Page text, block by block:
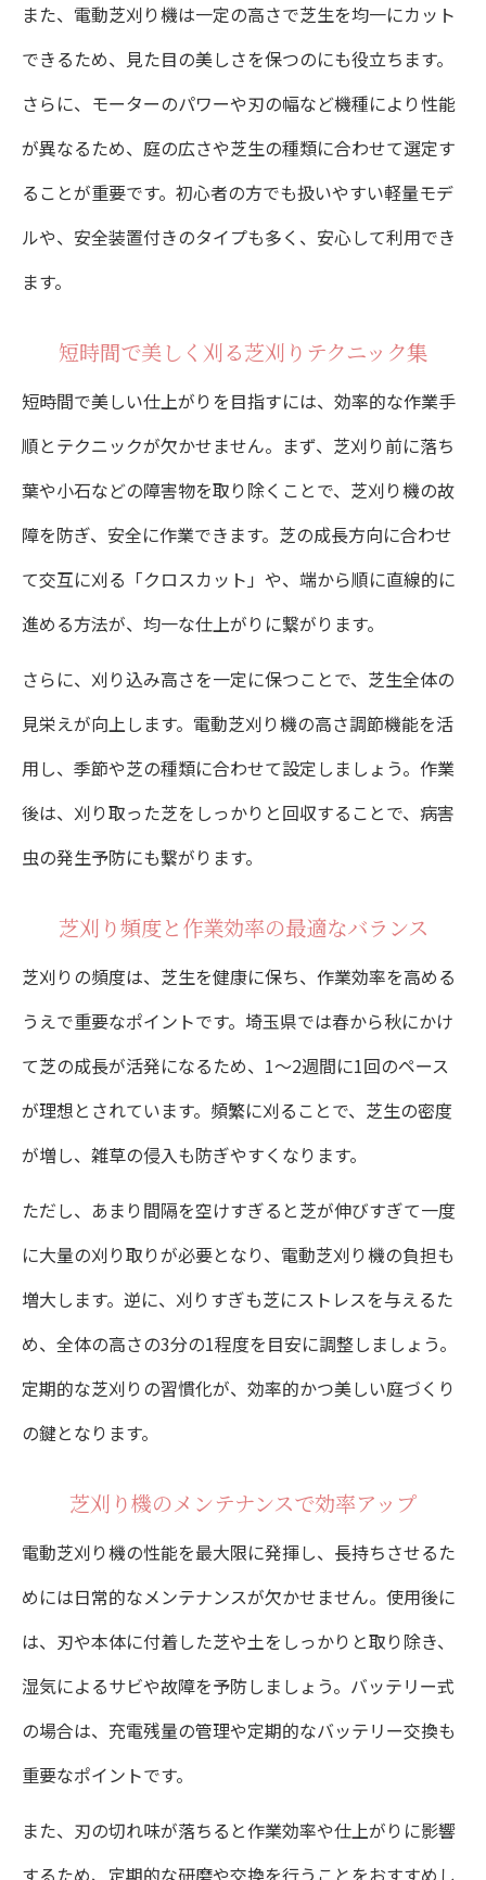
また、電動芝刈り機は一定の高さで芝生を均一にカット
できるため、見た目の美しさを保つのにも役立ちます。
さらに、モーターのパワーや刃の幅など機種により性能
が異なるため、庭の広さや芝生の種類に合わせて選定す
ることが重要です。初心者の方でも扱いやすい軽量モデ
ルや、安全装置付きのタイプも多く、安心して利用でき
ます。
短時間で美しく刈る芝刈りテクニック集
短時間で美しい仕上がりを目指すには、効率的な作業手
順とテクニックが欠かせません。まず、芝刈り前に落ち
葉や小石などの障害物を取り除くことで、芝刈り機の故
障を防ぎ、安全に作業できます。芝の成長方向に合わせ
て交互に刈る「クロスカット」や、端から順に直線的に
進める方法が、均一な仕上がりに繋がります。
さらに、刈り込み高さを一定に保つことで、芝生全体の
見栄えが向上します。電動芝刈り機の高さ調節機能を活
用し、季節や芝の種類に合わせて設定しましょう。作業
後は、刈り取った芝をしっかりと回収することで、病害
虫の発生予防にも繋がります。
芝刈り頻度と作業効率の最適なバランス
芝刈りの頻度は、芝生を健康に保ち、作業効率を高める
うえで重要なポイントです。埼玉県では春から秋にかけ
て芝の成長が活発になるため、1〜2週間に1回のペース
が理想とされています。頻繁に刈ることで、芝生の密度
が増し、雑草の侵入も防ぎやすくなります。
ただし、あまり間隔を空けすぎると芝が伸びすぎて一度
に大量の刈り取りが必要となり、電動芝刈り機の負担も
増大します。逆に、刈りすぎも芝にストレスを与えるた
め、全体の高さの3分の1程度を目安に調整しましょう。
定期的な芝刈りの習慣化が、効率的かつ美しい庭づくり
の鍵となります。
芝刈り機のメンテナンスで効率アップ
電動芝刈り機の性能を最大限に発揮し、長持ちさせるた
めには日常的なメンテナンスが欠かせません。使用後に
は、刃や本体に付着した芝や土をしっかりと取り除き、
湿気によるサビや故障を予防しましょう。バッテリー式
の場合は、充電残量の管理や定期的なバッテリー交換も
重要なポイントです。
また、刃の切れ味が落ちると作業効率や仕上がりに影響
するため、定期的な研磨や交換を行うことをおすすめし